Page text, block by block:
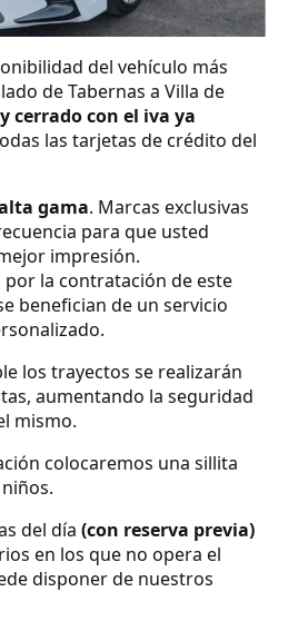
del vehículo más
de Tabernas a Villa de
cerrado con el iva ya
las tarjetas de crédito del
gama. Marcas exclusivas
para que usted
impresión.
la contratación de este
benefician de un servicio
los trayectos se realizarán
aumentando la seguridad
mismo.
colocaremos una sillita
del día (con reserva previa)
en los que no opera el
disponer de nuestros